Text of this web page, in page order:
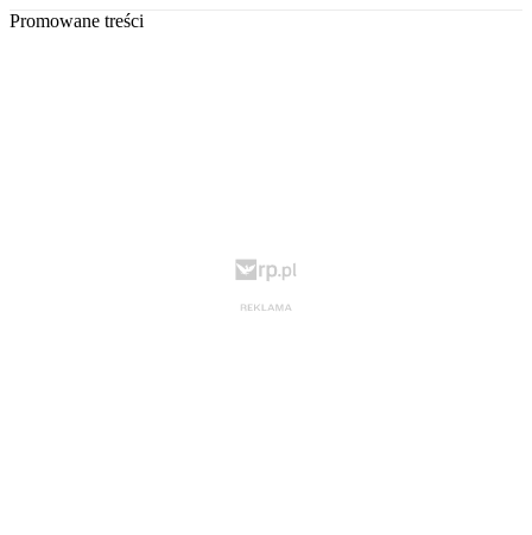
Promowane treści